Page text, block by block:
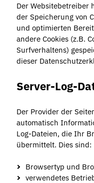
Der Websitebetreiber
der Speicherung von
und optimierten
andere Cookies (z.B.
Surfverhaltens)
dieser
Server-Log-
Der Provider der
automatisch
Log-Dateien, die Ihr
übermittelt. Dies sind:
Browsertyp und
verwendetes